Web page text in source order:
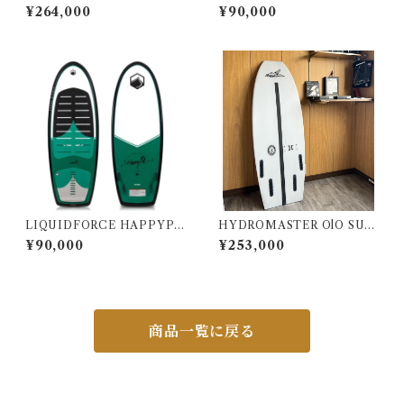
MODEL 4’4’’
¥264,000 LL 4‘6“
¥90,000
LIQUIDFORCE HAPPYPI
LL 4’10”
¥90,000
HYDROMASTER OlO SUR
F 4’5’’
¥253,000
商品一覧に戻る